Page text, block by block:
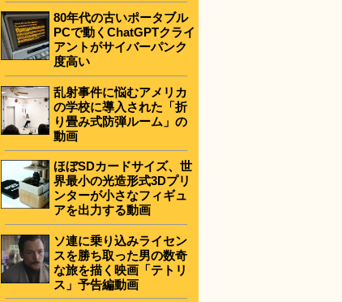
80年代の古いポータブル
PCで動くChatGPTクライ
アントがサイバーパンク
度高い
乱射事件に悩むアメリカ
の学校に導入された「折
り畳み式防弾ルーム」の
動画
ほぼSDカードサイズ、世
界最小の光造形式3Dプリ
ンターが小さなフィギュ
アを出力する動画
ソ連に乗り込みライセン
スを勝ち取った男の数奇
な旅を描く映画「テトリ
ス」予告編動画